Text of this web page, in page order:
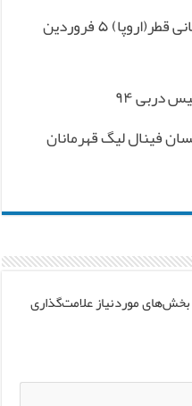
خلاصه بازی های مقدماتی جام جهانی قطر(اروپا) ۵ فروردین
فینال لیگ قهرمانان
بخش‌های موردنیاز علامت‌گذاری